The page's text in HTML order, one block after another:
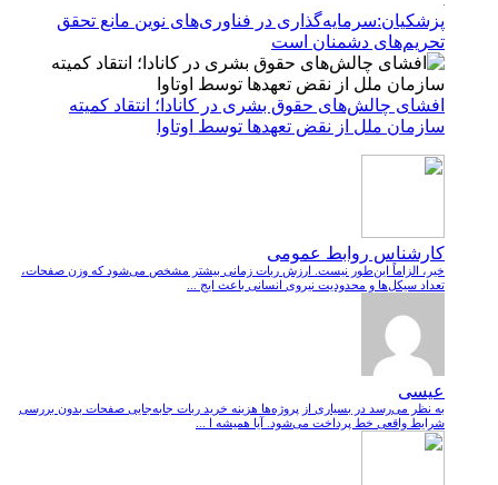
پزشکیان:سرمایه‌گذاری در فناوری‌های نوین مانع تحقق
تحریم‌های دشمنان است
افشای چالش‌های حقوق بشری در کانادا؛ انتقاد کمیته
سازمان ملل از نقض تعهد‌ها توسط اوتاوا
کارشناس روابط عمومی
خیر، الزاماً این‌طور نیست. ارزش ربات زمانی بیشتر مشخص می‌شود که وزن صفحات،
تعداد سیکل‌ها و محدودیت نیروی انسانی باعث ایج ...
عیسی
به نظر می‌رسد در بسیاری از پروژه‌ها هزینه خرید ربات جابه‌جایی صفحات بدون بررسی
شرایط واقعی خط پرداخت می‌شود. آیا همیشه ا ...